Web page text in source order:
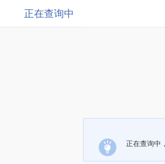
正在查询中
正在查询中